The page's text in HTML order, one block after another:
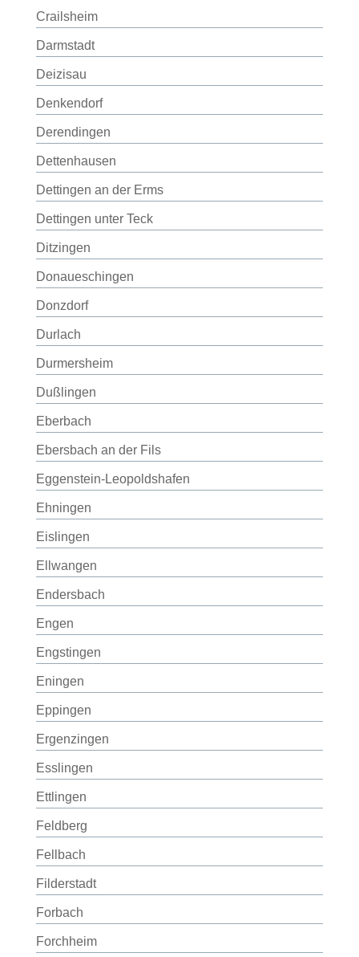
Crailsheim
Darmstadt
Deizisau
Denkendorf
Derendingen
Dettenhausen
Dettingen an der Erms
Dettingen unter Teck
Ditzingen
Donaueschingen
Donzdorf
Durlach
Durmersheim
Dußlingen
Eberbach
Ebersbach an der Fils
Eggenstein-Leopoldshafen
Ehningen
Eislingen
Ellwangen
Endersbach
Engen
Engstingen
Eningen
Eppingen
Ergenzingen
Esslingen
Ettlingen
Feldberg
Fellbach
Filderstadt
Forbach
Forchheim